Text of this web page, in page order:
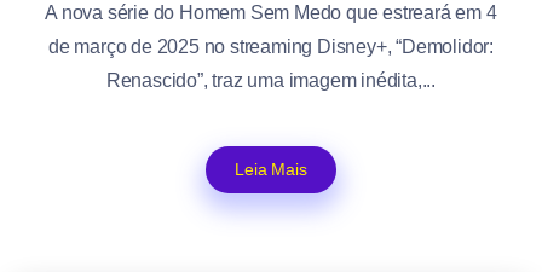
A nova série do Homem Sem Medo que estreará em 4
de março de 2025 no streaming Disney+, “Demolidor:
Renascido”, traz uma imagem inédita,...
Leia Mais